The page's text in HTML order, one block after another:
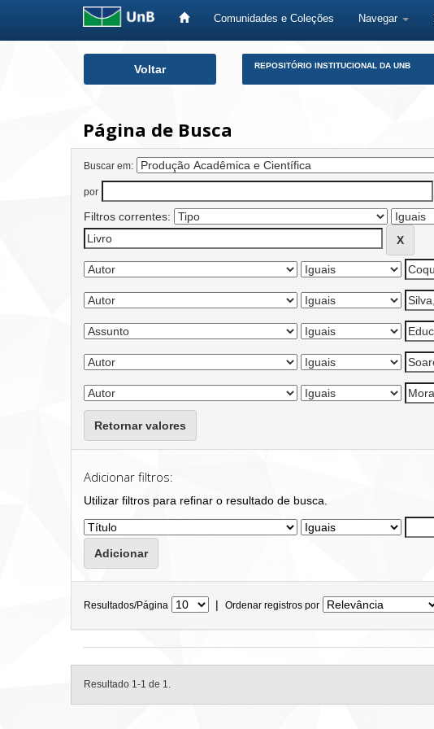
Comunidades e Coleções Navegar
Voltar REPOSITÓRIO INSTITUCIONAL DA UNB
Página de Busca
Buscar em:
por
Filtros correntes:
Retornar valores
Adicionar filtros:
Utilizar filtros para refinar o resultado de busca.
Resultados/Página | Ordenar registros por
Resultado 1-1 de 1.